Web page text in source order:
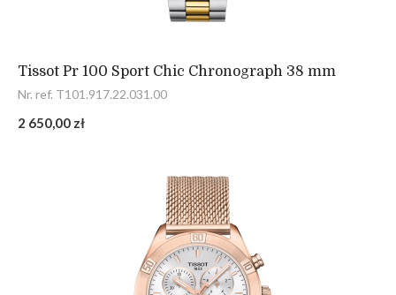
Tissot Pr 100 Sport Chic Chronograph 38 mm
Nr. ref. T101.917.22.031.00
2 650,00 zł